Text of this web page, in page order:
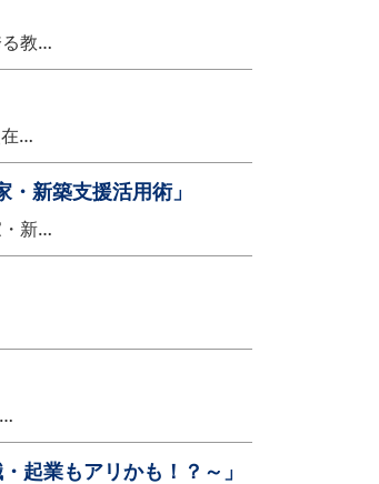
教…
在…
・新築支援活用術」
新…
起業もアリかも！？～」